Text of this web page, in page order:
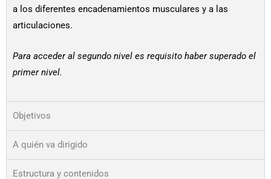
a los diferentes encadenamientos musculares y a las
articulaciones.
Para acceder al segundo nivel es requisito haber superado el
primer nivel.
Objetivos
A quién va dirigido
Estructura y contenidos